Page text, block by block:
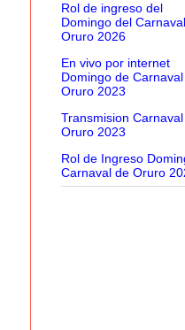
Rol de ingreso del
Domingo del
Oruro 2026
En vivo por internet
Domingo de
Oruro 2023
Transmision
Oruro 2023
Rol de Ingreso
Carnaval de Oruro